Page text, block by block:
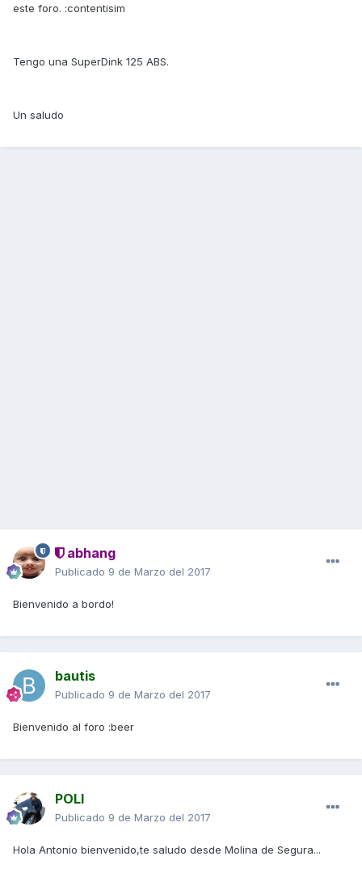
este foro. :contentisim
Tengo una SuperDink 125 ABS.
Un saludo
abhang
Publicado 9 de Marzo del 2017
Bienvenido a bordo!
bautis
Publicado 9 de Marzo del 2017
Bienvenido al foro :beer
POLI
Publicado 9 de Marzo del 2017
Hola Antonio bienvenido,te saludo desde Molina de Segura...